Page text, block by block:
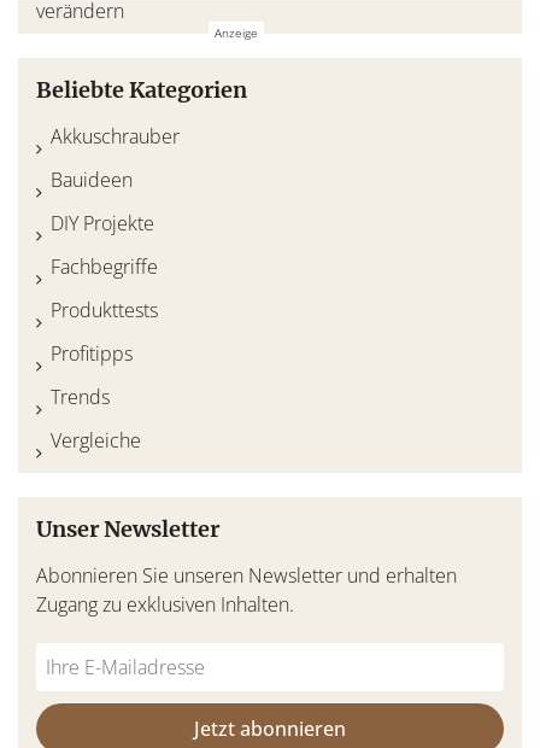
Beliebte Kategorien
Akkuschrauber
Bauideen
DIY Projekte
Fachbegriffe
Produkttests
Profitipps
Trends
Vergleiche
Unser Newsletter
Abonnieren Sie unseren Newsletter und erhalten
Zugang zu exklusiven Inhalten.
Do
not
fill
*Ihre
E-
Mailadresse:
Jetzt abonnieren